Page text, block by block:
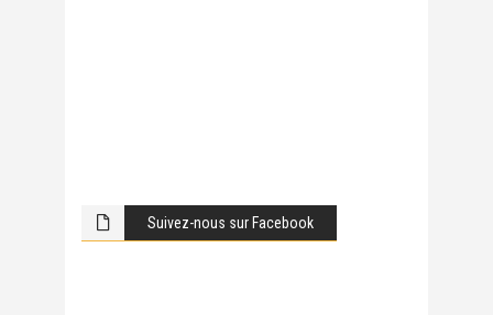
Suivez-nous sur Facebook